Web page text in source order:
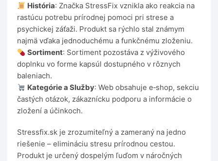
História: Značka StressFix vznikla ako reakcia na
rastúcu potrebu prírodnej pomoci pri strese a
psychickej záťaži. Produkt sa rýchlo stal známym
najmä vďaka jednoduchému a funkčnému zloženiu.
Sortiment: Sortiment pozostáva z výživového
doplnku vo forme kapsúl dostupného v rôznych
baleniach.
Kategórie a Služby: Web obsahuje e‑shop, sekciu
častých otázok, zákaznícku podporu a informácie o
zložení a účinkoch.
Stressfix.sk je zrozumiteľný a zameraný na jedno
riešenie – elimináciu stresu prírodnou cestou.
Produkt je určený dospelým ľuďom v náročných